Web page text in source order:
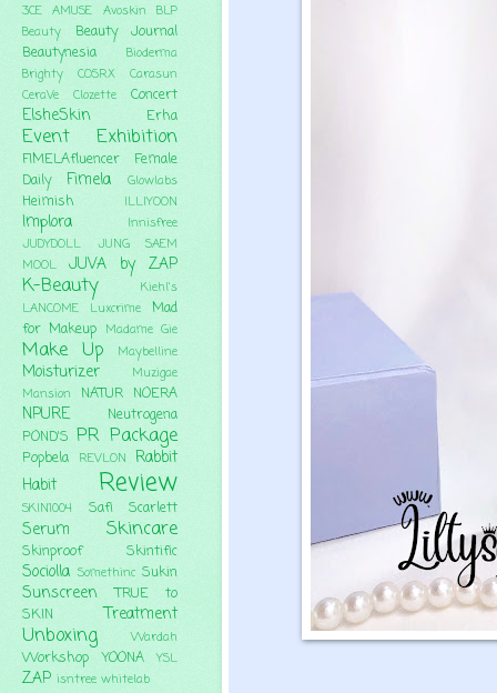
3CE AMUSE Avoskin BLP
Beauty
Beauty Journal
Beautynesia
Bioderma
Brighty
COSRX
Carasun
CeraVe
Clozette Concert
ElsheSkin Erha
Event Exhibition
FIMELAfluencer
Female
Daily
Fimela Glowlabs
Heimish ILLIYOON
Implora
Innisfree
JUDYDOLL
JUNG SAEM
MOOL
JUVA by ZAP
K-Beauty
Kiehl's
LANCOME
Luxcrime
Mad
for Makeup Madame Gie
Make Up Maybelline
Moisturizer
Muzigae
Mansion NATUR NOERA
NPURE
Neutrogena
POND'S PR Package
Popbela REVLON Rabbit
Habit
Review
SKIN1004 Safi Scarlett
Serum Skincare
Skinproof Skintific
Sociolla Somethinc Sukin
Sunscreen
TRUE to
SKIN
Treatment
Unboxing Wardah
Workshop YOONA YSL
ZAP isntree whitelab